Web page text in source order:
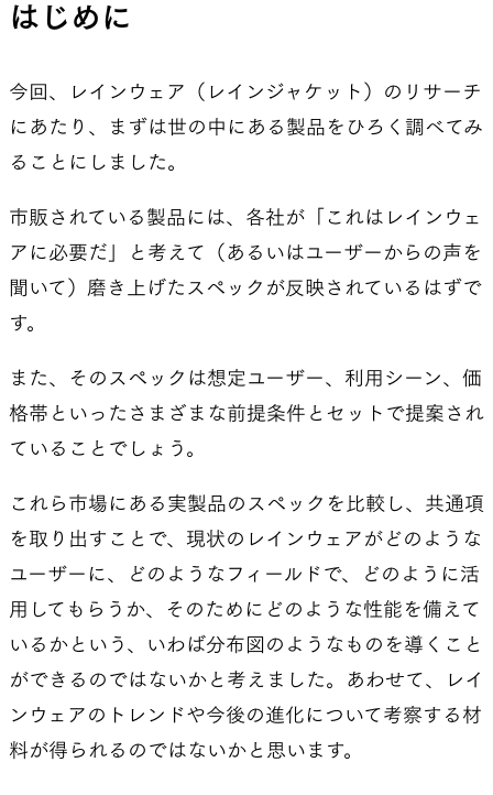
はじめに
今回、レインウェア（レインジャケット）のリサーチ
にあたり、まずは世の中にある製品をひろく調べてみ
ることにしました。
市販されている製品には、各社が「これはレインウェ
アに必要だ」と考えて（あるいはユーザーからの声を
聞いて）磨き上げたスペックが反映されているはずで
す。
また、そのスペックは想定ユーザー、利用シーン、価
格帯といったさまざまな前提条件とセットで提案され
ていることでしょう。
これら市場にある実製品のスペックを比較し、共通項
を取り出すことで、現状のレインウェアがどのような
ユーザーに、どのようなフィールドで、どのように活
用してもらうか、そのためにどのような性能を備えて
いるかという、いわば分布図のようなものを導くこと
ができるのではないかと考えました。あわせて、レイ
ンウェアのトレンドや今後の進化について考察する材
料が得られるのではないかと思います。